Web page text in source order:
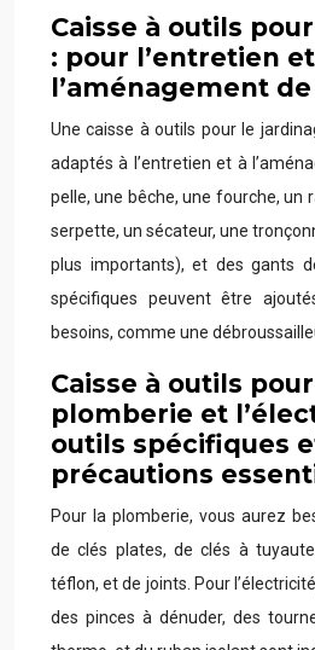
Caisse à outils
: pour l’entretien et
l’aménagement
Une caisse à outils pour le
adaptés à l’entretien et à
pelle, une bêche, une fourche, un
serpette, un sécateur, une
plus importants), et des gants
spécifiques peuvent être
besoins, comme une
Caisse à outils
plomberie et
outils spécifiques
précautions
Pour la plomberie, vous aurez
de clés plates, de clés à
téflon, et de joints. Pour
des pinces à dénuder, des